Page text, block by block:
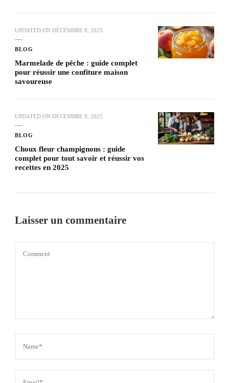
UPDATED ON DÉCEMBRE 8, 2025
BLOG
Marmelade de pêche : guide complet
pour réussir une confiture maison
savoureuse
UPDATED ON DÉCEMBRE 8, 2025
BLOG
Choux fleur champignons : guide
complet pour tout savoir et réussir vos
recettes en 2025
Laisser un commentaire